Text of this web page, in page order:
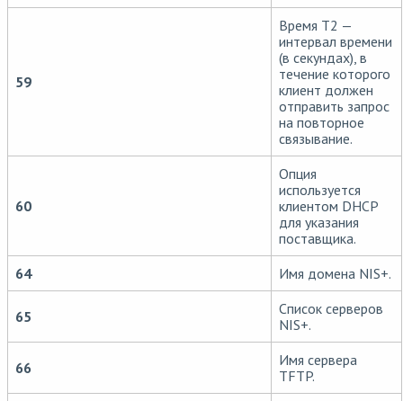
59
Время Т2 —
интервал времени
(в секундах), в
течение которого
клиент должен
отправить запрос
на повторное
связывание.
60
Опция
используется
клиентом DHCP
для указания
поставщика.
64
Имя домена NIS+.
65
Список серверов
NIS+.
66
Имя сервера
TFTP.